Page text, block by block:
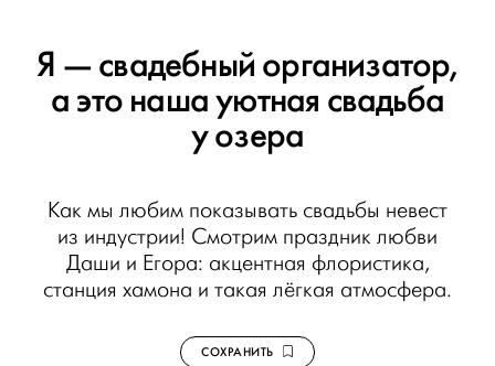
Я — свадебный организатор,
а это наша уютная свадьба
у озера
Как мы любим показывать свадьбы невест
из индустрии! Смотрим праздник любви
Даши и Егора: акцентная флористика,
станция хамона и такая лёгкая атмосфера.
СОХРАНИТЬ